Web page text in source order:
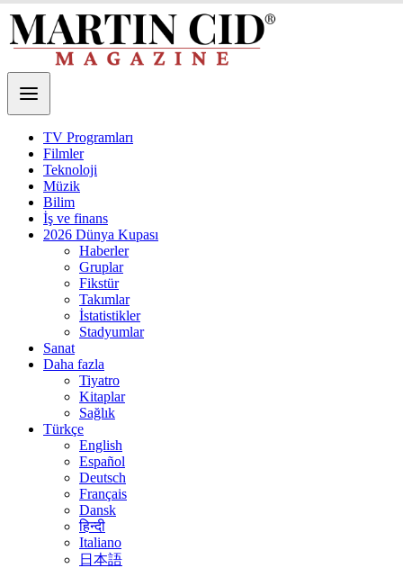
TV Programları
Filmler
Teknoloji
Müzik
Bilim
İş ve finans
2026 Dünya Kupası
Haberler
Gruplar
Fikstür
Takımlar
İstatistikler
Stadyumlar
Sanat
Daha fazla
Tiyatro
Kitaplar
Sağlık
Türkçe
English
Español
Deutsch
Français
Dansk
हिन्दी
Italiano
日本語